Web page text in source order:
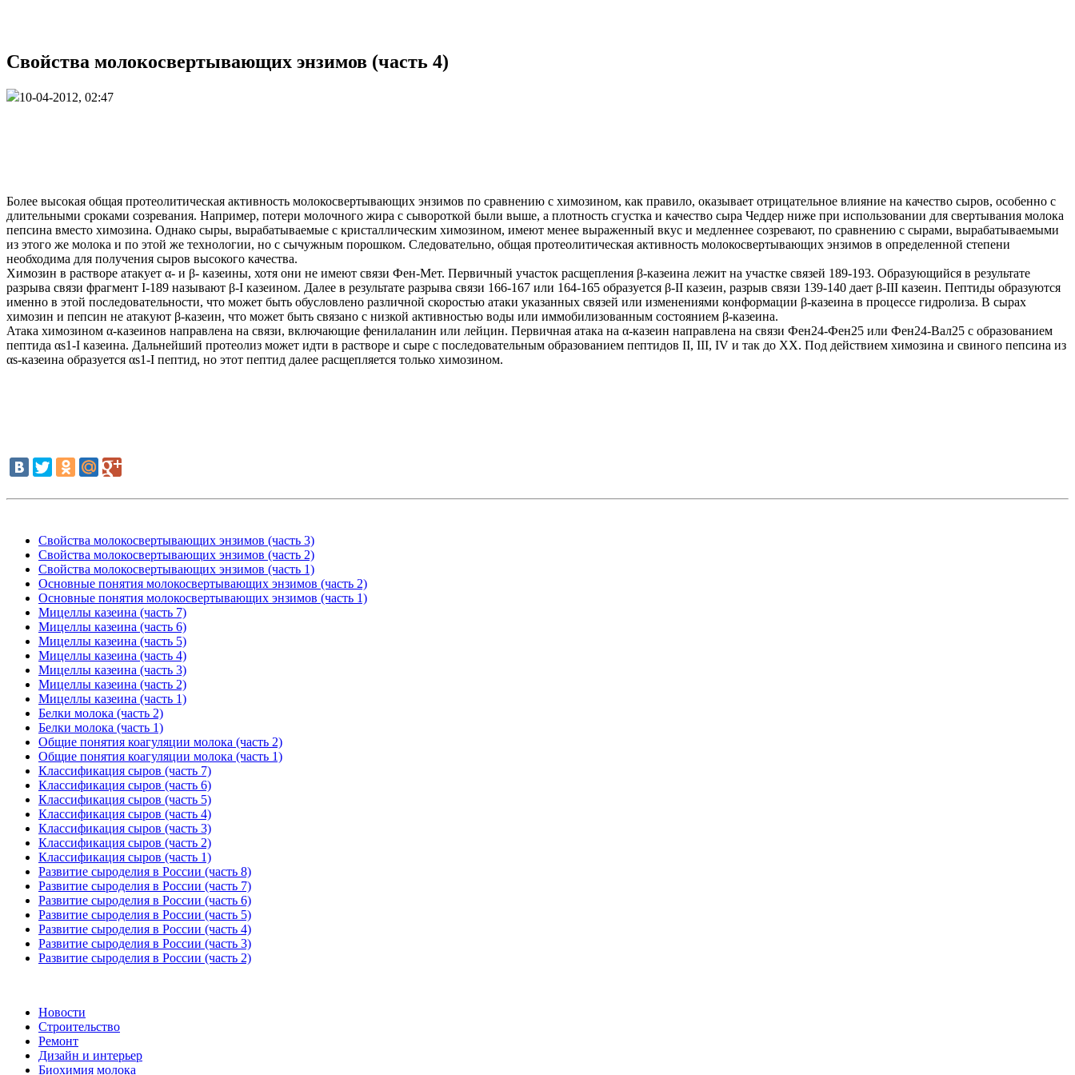
Свойства молокосвертывающих энзимов (часть 4)
10-04-2012, 02:47
Более высокая общая протеолитическая активность молокосвертывающих энзимов по сравнению с химозином, как правило, оказывает отрицательное влияние на качество сыров, особенно с
длительными сроками созревания. Например, потери молочного жира с сывороткой были выше, а плотность сгустка и качество сыра Чеддер ниже при использовании для свертывания молока
пепсина вместо химозина. Однако сыры, вырабатываемые с кристаллическим химозином, имеют менее выраженный вкус и медленнее созревают, по сравнению с сырами, вырабатываемыми
из этого же молока и по этой же технологии, но с сычужным порошком. Следовательно, общая протеолитическая активность молокосвертывающих энзимов в определенной степени
необходима для получения сыров высокого качества.
Химозин в растворе атакует α- и β- казеины, хотя они не имеют связи Фен-Мет. Первичный участок расщепления β-казеина лежит на участке связей 189-193. Образующийся в результате
разрыва связи фрагмент I-189 называют β-I казеином. Далее в результате разрыва связи 166-167 или 164-165 образуется β-II казеин, разрыв связи 139-140 дает β-III казеин. Пептиды образуются
именно в этой последовательности, что может быть обусловлено различной скоростью атаки указанных связей или изменениями конформации β-казеина в процессе гидролиза. В сырах
химозин и пепсин не атакуют β-казеин, что может быть связано с низкой активностью воды или иммобилизованным состоянием β-казеина.
Атака химозином α-казеинов направлена на связи, включающие фенилаланин или лейцин. Первичная атака на α-казеин направлена на связи Фен24-Фен25 или Фен24-Вал25 с образованием
пептида αs1-I казеина. Дальнейший протеолиз может идти в растворе и сыре с последовательным образованием пептидов II, III, IV и так до XX. Под действием химозина и свиного пепсина из
αs-казеина образуется αs1-I пептид, но этот пептид далее расщепляется только химозином.
Свойства молокосвертывающих энзимов (часть 3)
Свойства молокосвертывающих энзимов (часть 2)
Свойства молокосвертывающих энзимов (часть 1)
Основные понятия молокосвертывающих энзимов (часть 2)
Основные понятия молокосвертывающих энзимов (часть 1)
Мицеллы казеина (часть 7)
Мицеллы казеина (часть 6)
Мицеллы казеина (часть 5)
Мицеллы казеина (часть 4)
Мицеллы казеина (часть 3)
Мицеллы казеина (часть 2)
Мицеллы казеина (часть 1)
Белки молока (часть 2)
Белки молока (часть 1)
Общие понятия коагуляции молока (часть 2)
Общие понятия коагуляции молока (часть 1)
Классификация сыров (часть 7)
Классификация сыров (часть 6)
Классификация сыров (часть 5)
Классификация сыров (часть 4)
Классификация сыров (часть 3)
Классификация сыров (часть 2)
Классификация сыров (часть 1)
Развитие сыроделия в России (часть 8)
Развитие сыроделия в России (часть 7)
Развитие сыроделия в России (часть 6)
Развитие сыроделия в России (часть 5)
Развитие сыроделия в России (часть 4)
Развитие сыроделия в России (часть 3)
Развитие сыроделия в России (часть 2)
Новости
Строительство
Ремонт
Дизайн и интерьер
Биохимия молока